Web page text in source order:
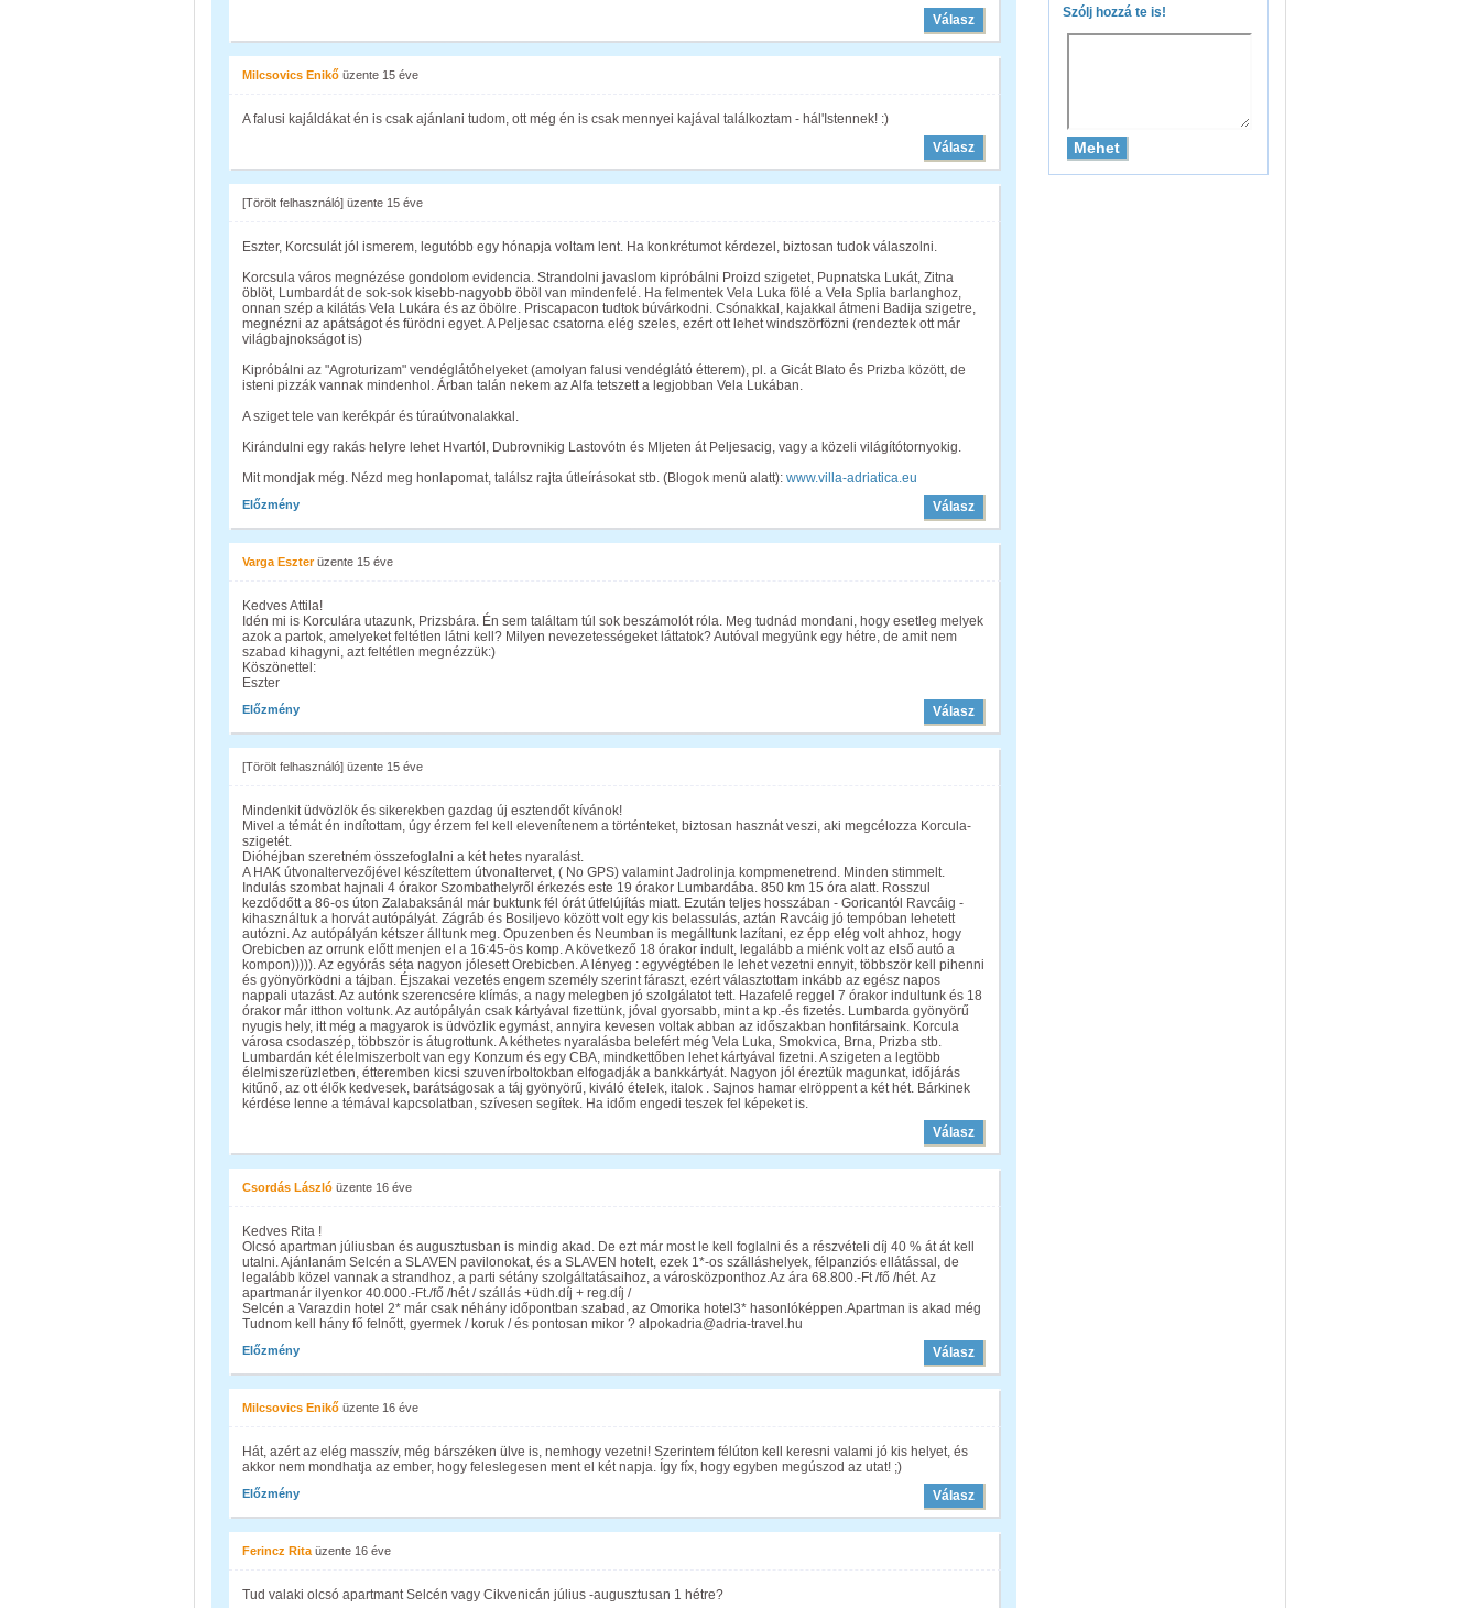
Válasz
Milcsovics Enikő üzente 15 éve
A falusi kajáldákat én is csak ajánlani tudom, ott még én is csak mennyei kajával találkoztam - hál'Istennek! :)
Válasz
[Törölt felhasználó] üzente 15 éve
Eszter, Korcsulát jól ismerem, legutóbb egy hónapja voltam lent. Ha konkrétumot kérdezel, biztosan tudok válaszolni.
Korcsula város megnézése gondolom evidencia. Strandolni javaslom kipróbálni Proizd szigetet, Pupnatska Lukát, Zitna
öblöt, Lumbardát de sok-sok kisebb-nagyobb öböl van mindenfelé. Ha felmentek Vela Luka fölé a Vela Splia barlanghoz,
onnan szép a kilátás Vela Lukára és az öbölre. Priscapacon tudtok búvárkodni. Csónakkal, kajakkal átmeni Badija szigetre,
megnézni az apátságot és fürödni egyet. A Peljesac csatorna elég szeles, ezért ott lehet windszörfözni (rendeztek ott már
világbajnokságot is)
Kipróbálni az "Agroturizam" vendéglátóhelyeket (amolyan falusi vendéglátó étterem), pl. a Gicát Blato és Prizba között, de
isteni pizzák vannak mindenhol. Árban talán nekem az Alfa tetszett a legjobban Vela Lukában.
A sziget tele van kerékpár és túraútvonalakkal.
Kirándulni egy rakás helyre lehet Hvartól, Dubrovnikig Lastovótn és Mljeten át Peljesacig, vagy a közeli világítótornyokig.
Mit mondjak még. Nézd meg honlapomat, találsz rajta útleírásokat stb. (Blogok menü alatt): www.villa-adriatica.eu
Előzmény Válasz
Varga Eszterüzente 15 éve
Kedves Attila!
Idén mi is Korculára utazunk, Prizsbára. Én sem találtam túl sok beszámolót róla. Meg tudnád mondani, hogy esetleg melyek
azok a partok, amelyeket feltétlen látni kell? Milyen nevezetességeket láttatok? Autóval megyünk egy hétre, de amit nem
szabad kihagyni, azt feltétlen megnézzük:)
Köszönettel:
Eszter
Előzmény Válasz
[Törölt felhasználó] üzente 15 éve
Mindenkit üdvözlök és sikerekben gazdag új esztendőt kívánok!
Mivel a témát én indítottam, úgy érzem fel kell elevenítenem a történteket, biztosan hasznát veszi, aki megcélozza Korcula-
szigetét.
Dióhéjban szeretném összefoglalni a két hetes nyaralást.
A HAK útvonaltervezőjével készítettem útvonaltervet, ( No GPS) valamint Jadrolinja kompmenetrend. Minden stimmelt.
Indulás szombat hajnali 4 órakor Szombathelyről érkezés este 19 órakor Lumbardába. 850 km 15 óra alatt. Rosszul
kezdődőtt a 86-os úton Zalabaksánál már buktunk fél órát útfelújítás miatt. Ezután teljes hosszában - Goricantól Ravcáig -
kihasználtuk a horvát autópályát. Zágráb és Bosiljevo között volt egy kis belassulás, aztán Ravcáig jó tempóban lehetett
autózni. Az autópályán kétszer álltunk meg. Opuzenben és Neumban is megálltunk lazítani, ez épp elég volt ahhoz, hogy
Orebicben az orrunk előtt menjen el a 16:45-ös komp. A következő 18 órakor indult, legalább a miénk volt az első autó a
kompon))))). Az egyórás séta nagyon jólesett Orebicben. A lényeg : egyvégtében le lehet vezetni ennyit, többször kell pihenni
és gyönyörködni a tájban. Éjszakai vezetés engem személy szerint fáraszt, ezért választottam inkább az egész napos
nappali utazást. Az autónk szerencsére klímás, a nagy melegben jó szolgálatot tett. Hazafelé reggel 7 órakor indultunk és 18
órakor már itthon voltunk. Az autópályán csak kártyával fizettünk, jóval gyorsabb, mint a kp.-és fizetés. Lumbarda gyönyörű
nyugis hely, itt még a magyarok is üdvözlik egymást, annyira kevesen voltak abban az időszakban honfitársaink. Korcula
városa csodaszép, többször is átugrottunk. A kéthetes nyaralásba belefért még Vela Luka, Smokvica, Brna, Prizba stb.
Lumbardán két élelmiszerbolt van egy Konzum és egy CBA, mindkettőben lehet kártyával fizetni. A szigeten a legtöbb
élelmiszerüzletben, étteremben kicsi szuvenírboltokban elfogadják a bankkártyát. Nagyon jól éreztük magunkat, időjárás
kitűnő, az ott élők kedvesek, barátságosak a táj gyönyörű, kiváló ételek, italok . Sajnos hamar elröppent a két hét. Bárkinek
kérdése lenne a témával kapcsolatban, szívesen segítek. Ha időm engedi teszek fel képeket is.
Válasz
Csordás László üzente 16 éve
Kedves Rita !
Olcsó apartman júliusban és augusztusban is mindig akad. De ezt már most le kell foglalni és a részvételi díj 40 % át át kell
utalni. Ajánlanám Selcén a SLAVEN pavilonokat, és a SLAVEN hotelt, ezek 1*-os szálláshelyek, félpanziós ellátással, de
legalább közel vannak a strandhoz, a parti sétány szolgáltatásaihoz, a városközponthoz.Az ára 68.800.-Ft /fő /hét. Az
apartmanár ilyenkor 40.000.-Ft./fő /hét / szállás +üdh.díj + reg.díj /
Selcén a Varazdin hotel 2* már csak néhány időpontban szabad, az Omorika hotel3* hasonlóképpen.Apartman is akad még
Tudnom kell hány fő felnőtt, gyermek / koruk / és pontosan mikor ? alpokadria@adria-travel.hu
Előzmény Válasz
Milcsovics Enikő üzente 16 éve
Hát, azért az elég masszív, még bárszéken ülve is, nemhogy vezetni! Szerintem félúton kell keresni valami jó kis helyet, és
akkor nem mondhatja az ember, hogy feleslegesen ment el két napja. Így fíx, hogy egyben megúszod az utat! ;)
Előzmény Válasz
Ferincz Rita üzente 16 éve
Tud valaki olcsó apartmant Selcén vagy Cikvenicán július -augusztusan 1 hétre?
Szólj hozzá te is!